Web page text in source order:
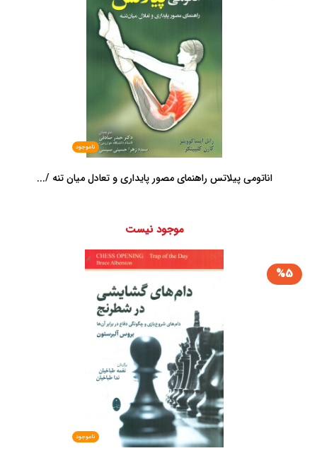
ناموجود
اناتومی پیلاتس راهنمای مصور پایداری و تعادل میان تنه /...
موجود نیست
%5
ناموجود